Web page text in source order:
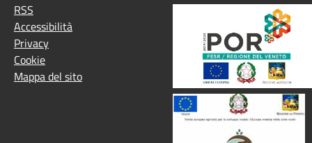
RSS
Accessibilità
Privacy
Cookie
Mappa del sito